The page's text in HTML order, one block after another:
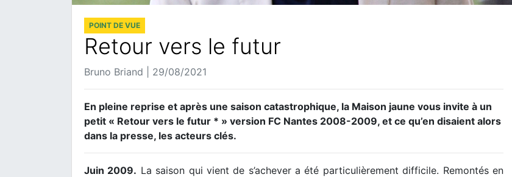
POINT DE VUE
Retour vers le futur
Bruno Briand | 29/08/2021
En pleine reprise et après une saison catastrophique, la Maison jaune vous invite à un
petit « Retour vers le futur * » version FC Nantes 2008-2009, et ce qu’en disaient alors
dans la presse, les acteurs clés.
Juin 2009. La saison qui vient de s’achever a été particulièrement difficile. Remontés en